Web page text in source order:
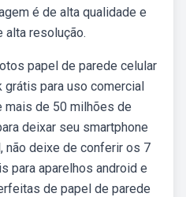
é de alta qualidade e
alta resolução.
papel de parede celular
para uso comercial
mais de 50 milhões de
deixar seu smartphone
não deixe de conferir os 7
para aparelhos android e
de papel de parede